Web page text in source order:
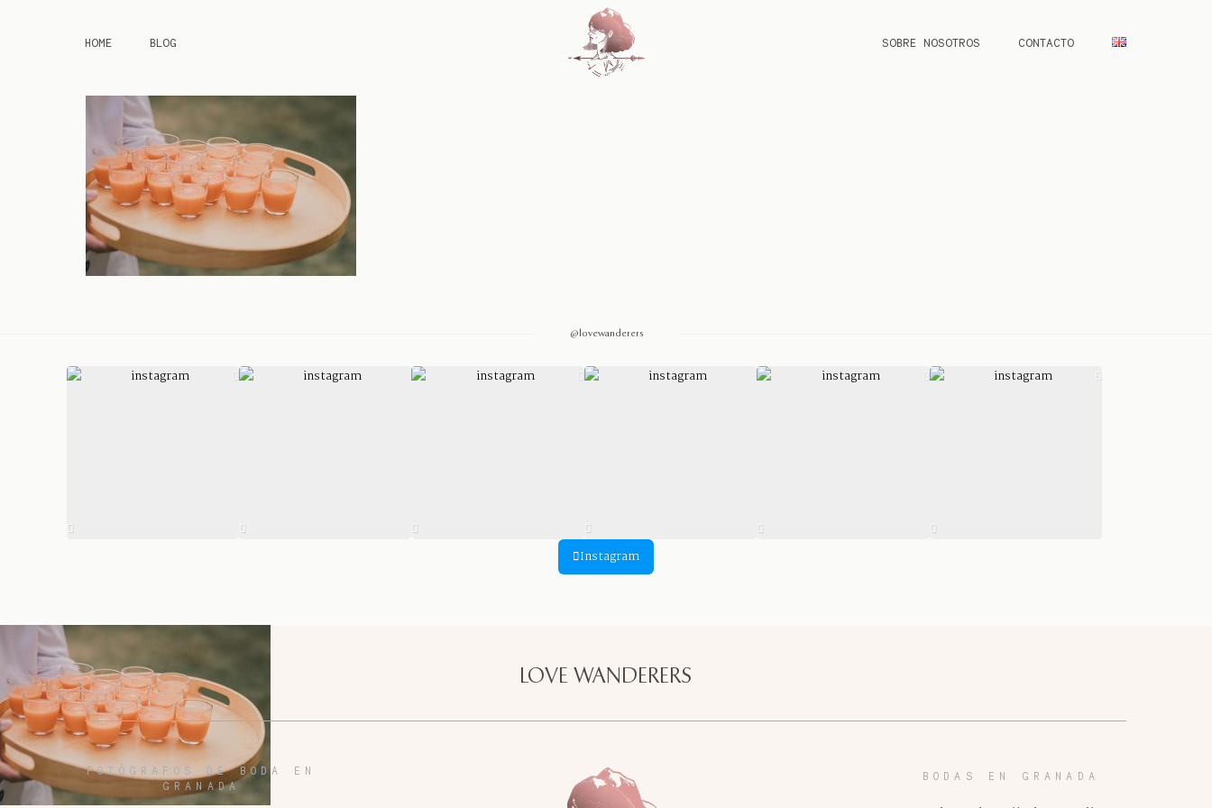
HOME BLOG SOBRE NOSOTROS CONTACTO
@lovewanderers
Instagram
LOVE WANDERERS
FOTÓGRAFOS DE BODA EN
GRANADA
BODAS EN GRANADA